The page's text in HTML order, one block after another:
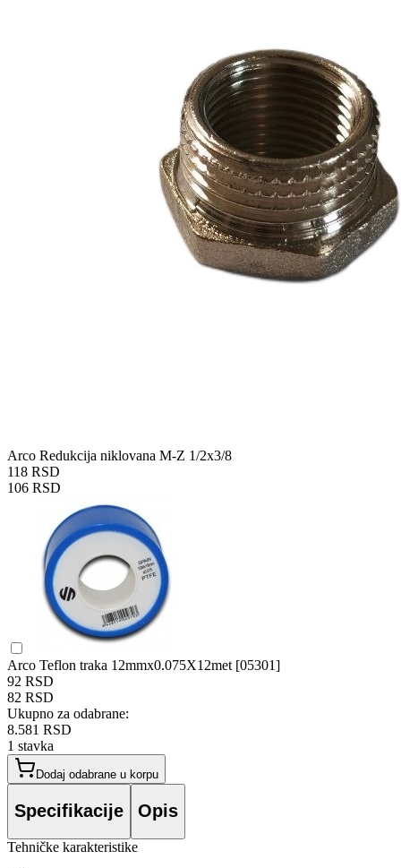
Arco Redukcija niklovana M-Z 1/2x3/8
118 RSD
106 RSD
Arco Teflon traka 12mmx0.075X12met [05301]
92 RSD
82 RSD
Ukupno za odabrane:
8.581 RSD
1 stavka
Dodaj odabrane u korpu
Specifikacije Opis
Tehničke karakteristike